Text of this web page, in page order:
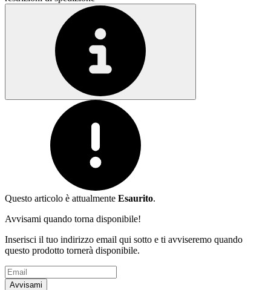
Questo articolo è attualmente Esaurito.
Avvisami quando torna disponibile!
Inserisci il tuo indirizzo email qui sotto e ti avviseremo quando
questo prodotto tornerà disponibile.
Indirizzo Email
Avvisami